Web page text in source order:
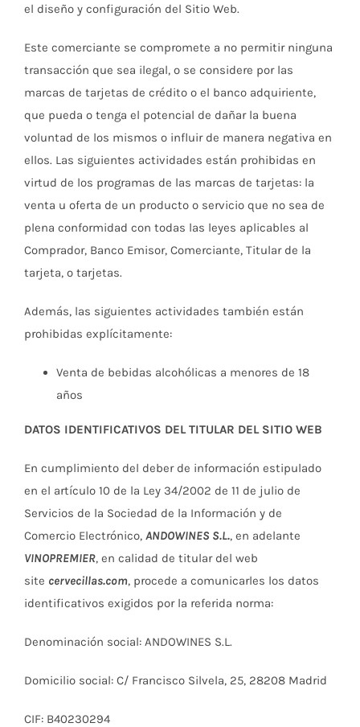
el diseño y configuración del Sitio Web.
Este comerciante se compromete a no permitir ninguna
transacción que sea ilegal, o se considere por las
marcas de tarjetas de crédito o el banco adquiriente,
que pueda o tenga el potencial de dañar la buena
voluntad de los mismos o influir de manera negativa en
ellos. Las siguientes actividades están prohibidas en
virtud de los programas de las marcas de tarjetas: la
venta u oferta de un producto o servicio que no sea de
plena conformidad con todas las leyes aplicables al
Comprador, Banco Emisor, Comerciante, Titular de la
tarjeta, o tarjetas.
Además, las siguientes actividades también están
prohibidas explícitamente:
Venta de bebidas alcohólicas a menores de 18
años
DATOS IDENTIFICATIVOS DEL TITULAR DEL SITIO WEB
En cumplimiento del deber de información estipulado
en el artículo 10 de la Ley 34/2002 de 11 de julio de
Servicios de la Sociedad de la Información y de
Comercio Electrónico, ANDOWINES S.L., en adelante
VINOPREMIER, en calidad de titular del web
site cervecillas.com, procede a comunicarles los datos
identificativos exigidos por la referida norma:
Denominación social: ANDOWINES S.L.
Domicilio social: C/ Francisco Silvela, 25, 28208 Madrid
CIF: B40230294